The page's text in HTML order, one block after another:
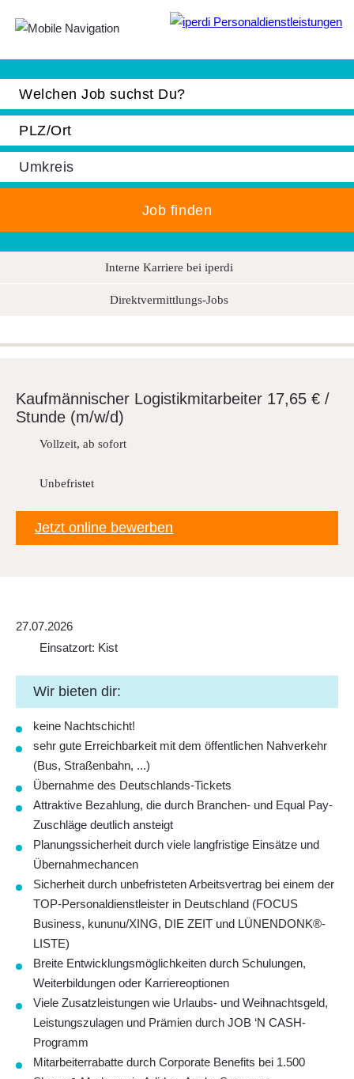
Interne Karriere bei iperdi
Direktvermittlungs-Jobs
Kauf­män­ni­scher Logis­tik­mit­ar­beiter 17,65 € /
Stunde (m/w/d)
Vollzeit, ab sofort
Unbefristet
Jetzt online bewerben
27.07.2026
Einsatzort: Kist
Wir bieten dir:
keine Nachtschicht!
sehr gute Erreichbarkeit mit dem öffentlichen Nahverkehr
(Bus, Straßenbahn, ...)
Übernahme des Deutschlands-Tickets
Attraktive Bezahlung, die durch Branchen- und Equal Pay-
Zuschläge deutlich ansteigt
Planungssicherheit durch viele langfristige Einsätze und
Übernahmechancen
Sicherheit durch unbefristeten Arbeitsvertrag bei einem der
TOP-Personaldienstleister in Deutschland (FOCUS
Business, kununu/XING, DIE ZEIT und LÜNENDONK®-
LISTE)
Breite Entwicklungsmöglichkeiten durch Schulungen,
Weiterbildungen oder Karriereoptionen
Viele Zusatzleistungen wie Urlaubs- und Weihnachtsgeld,
Leistungszulagen und Prämien durch JOB ‘N CASH-
Programm
Mitarbeiterrabatte durch Corporate Benefits bei 1.500
Jobbörse
Bewerber
Unternehmen
Über iperdi
FAQ
Sitemap